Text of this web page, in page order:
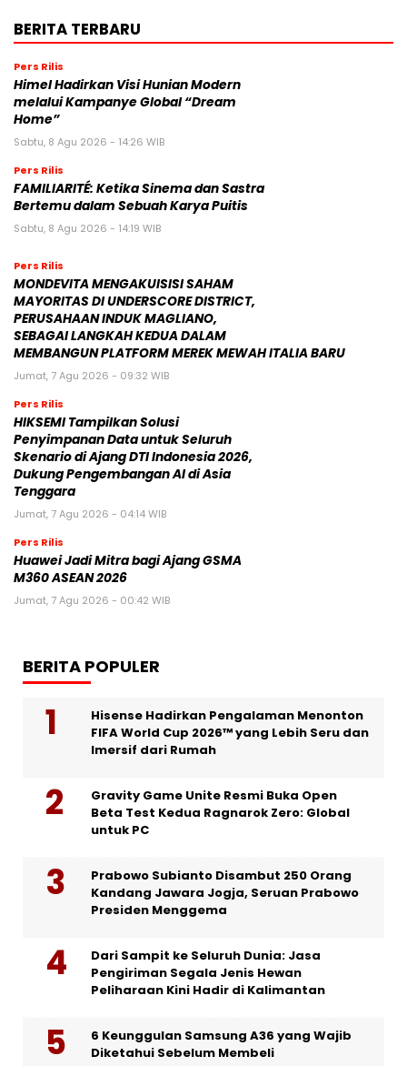
BERITA TERBARU
Pers Rilis
Himel Hadirkan Visi Hunian Modern
melalui Kampanye Global “Dream
Home”
Sabtu, 8 Agu 2026 - 14:26 WIB
Pers Rilis
FAMILIARITÉ: Ketika Sinema dan Sastra
Bertemu dalam Sebuah Karya Puitis
Sabtu, 8 Agu 2026 - 14:19 WIB
Pers Rilis
MONDEVITA MENGAKUISISI SAHAM
MAYORITAS DI UNDERSCORE DISTRICT,
PERUSAHAAN INDUK MAGLIANO,
SEBAGAI LANGKAH KEDUA DALAM
MEMBANGUN PLATFORM MEREK MEWAH ITALIA BARU
Jumat, 7 Agu 2026 - 09:32 WIB
Pers Rilis
HIKSEMI Tampilkan Solusi
Penyimpanan Data untuk Seluruh
Skenario di Ajang DTI Indonesia 2026,
Dukung Pengembangan AI di Asia
Tenggara
Jumat, 7 Agu 2026 - 04:14 WIB
Pers Rilis
Huawei Jadi Mitra bagi Ajang GSMA
M360 ASEAN 2026
Jumat, 7 Agu 2026 - 00:42 WIB
BERITA POPULER
Hisense Hadirkan Pengalaman Menonton
FIFA World Cup 2026™ yang Lebih Seru dan
Imersif dari Rumah
Gravity Game Unite Resmi Buka Open
Beta Test Kedua Ragnarok Zero: Global
untuk PC
Prabowo Subianto Disambut 250 Orang
Kandang Jawara Jogja, Seruan Prabowo
Presiden Menggema
Dari Sampit ke Seluruh Dunia: Jasa
Pengiriman Segala Jenis Hewan
Peliharaan Kini Hadir di Kalimantan
6 Keunggulan Samsung A36 yang Wajib
Diketahui Sebelum Membeli